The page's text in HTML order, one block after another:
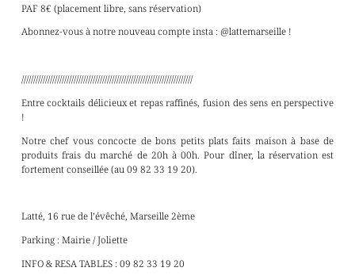
PAF 8€ (placement libre, sans réservation)
Abonnez-vous à notre nouveau compte insta : @lattemarseille !
////////////////////////////////////////////////////////////////////////
Entre cocktails délicieux et repas raffinés, fusion des sens en perspective
!
Notre chef vous concocte de bons petits plats faits maison à base de
produits frais du marché de 20h à 00h. Pour dîner, la réservation est
fortement conseillée (au 09 82 33 19 20).
Latté, 16 rue de l’évêché, Marseille 2ème
Parking : Mairie / Joliette
INFO & RESA TABLES : 09 82 33 19 20